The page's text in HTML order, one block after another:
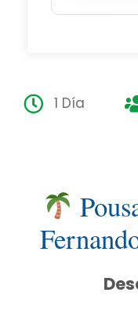
1 Día